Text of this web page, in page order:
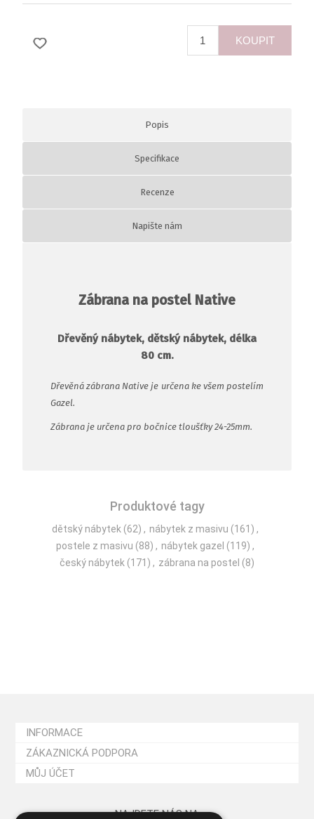
KOUPIT
Popis
Specifikace
Recenze
Napište nám
Zábrana na postel Native
Dřevěný nábytek, dětský nábytek, délka
80 cm.
Dřevěná zábrana Native je určena ke všem postelím
Gazel.
Zábrana je určena pro bočnice tloušťky 24-25mm.
Produktové tagy
dětský nábytek (62) , nábytek z masivu (161) ,
postele z masivu (88) , nábytek gazel (119) ,
český nábytek (171) , zábrana na postel (8)
INFORMACE
ZÁKAZNICKÁ PODPORA
MŮJ ÚČET
NAJDETE NÁS NA